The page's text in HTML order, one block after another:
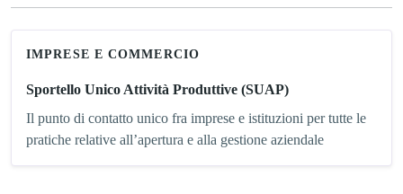
IMPRESE E COMMERCIO
Sportello Unico Attività Produttive (SUAP)
Il punto di contatto unico fra imprese e istituzioni per tutte le
pratiche relative all’apertura e alla gestione aziendale